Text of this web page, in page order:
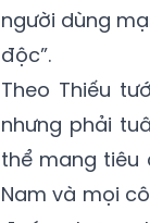
người dùng
độc”.
Theo Thiếu
nhưng phải
thể mang tiêu
Nam và mọi